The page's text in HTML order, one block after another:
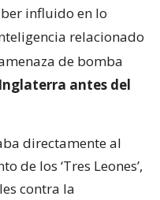
influido en lo
relacionado
de bomba
Inglaterra antes del
directamente al
de los ‘Tres Leones’,
contra la